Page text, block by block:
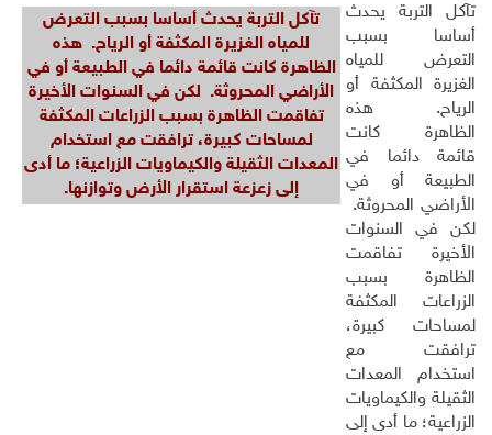
تآكل التربة يحدث أساسا بسبب التعرض
للمياه الغزيرة المكثفة أو الرياح. هذه
الظاهرة كانت قائمة دائما في الطبيعة أو في
الأراضي المحروثة. لكن في السنوات الأخيرة
تفاقمت الظاهرة بسبب الزراعات المكثفة
لمساحات كبيرة، ترافقت مع استخدام
المعدات الثقيلة والكيماويات الزراعية؛ ما أدى
إلى زعزعة استقرار الأرض وتوازنها.
تآكل التربة يحدث
أساسا بسبب
التعرض للمياه
الغزيرة المكثفة أو
الرياح. هذه
الظاهرة كانت
قائمة دائما في
الطبيعة أو في
الأراضي المحروثة.
لكن في السنوات
الأخيرة تفاقمت
الظاهرة بسبب
الزراعات المكثفة
لمساحات كبيرة،
ترافقت مع
استخدام المعدات
الثقيلة والكيماويات
الزراعية؛ ما أدى إلى